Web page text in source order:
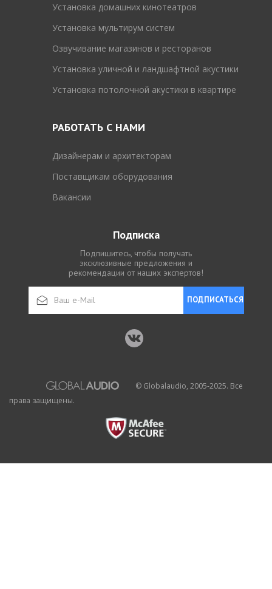
Установка домашних кинотеатров
Установка мультирум систем
Озвучивание магазинов и ресторанов
Установка уличной и ландшафтной акустики
Установка потолочной акустики в квартире
РАБОТАТЬ С НАМИ
Дизайнерам и архитекторам
Поставщикам оборудования
Вакансии
Подписка
Подпишитесь, чтобы получать
эксклюзивные предложения и
рекомендации от наших экспертов!
ПОДПИСАТЬСЯ
© Globalaudio, 2005-2025. Все
права защищены.